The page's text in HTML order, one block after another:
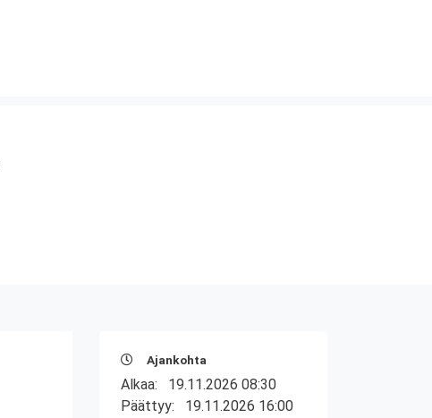
Ajankohta
Alkaa: 19.11.2026 08:30
Päättyy: 19.11.2026 16:00